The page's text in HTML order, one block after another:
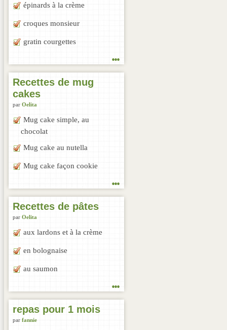
épinards à la crème
croques monsieur
gratin courgettes
...
Recettes de mug
cakes
par Oelita
Mug cake simple, au
chocolat
Mug cake au nutella
Mug cake façon cookie
...
Recettes de pâtes
par Oelita
aux lardons et à la crème
en bolognaise
au saumon
...
repas pour 1 mois
par fannie